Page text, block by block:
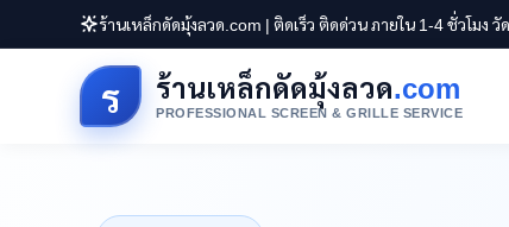
ร้านเหล็กดัดมุ้งลวด.com | ติดเร็ว ติดด่วน ภายใน 1-4 ชั่วโมง
ร ร้านเหล็กดัดมุ้งลวด.com
PROFESSIONAL SCREEN & GRILLE SERVICE